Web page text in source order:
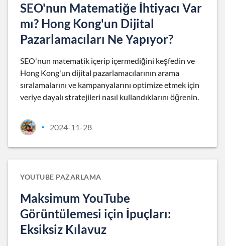
SEO'nun Matematiğe İhtiyacı Var
mı? Hong Kong'un Dijital
Pazarlamacıları Ne Yapıyor?
SEO'nun matematik içerip içermediğini keşfedin ve
Hong Kong'un dijital pazarlamacılarının arama
sıralamalarını ve kampanyalarını optimize etmek için
veriye dayalı stratejileri nasıl kullandıklarını öğrenin.
• 2024-11-28
YOUTUBE PAZARLAMA
Maksimum YouTube
Görüntülemesi için İpuçları:
Eksiksiz Kılavuz